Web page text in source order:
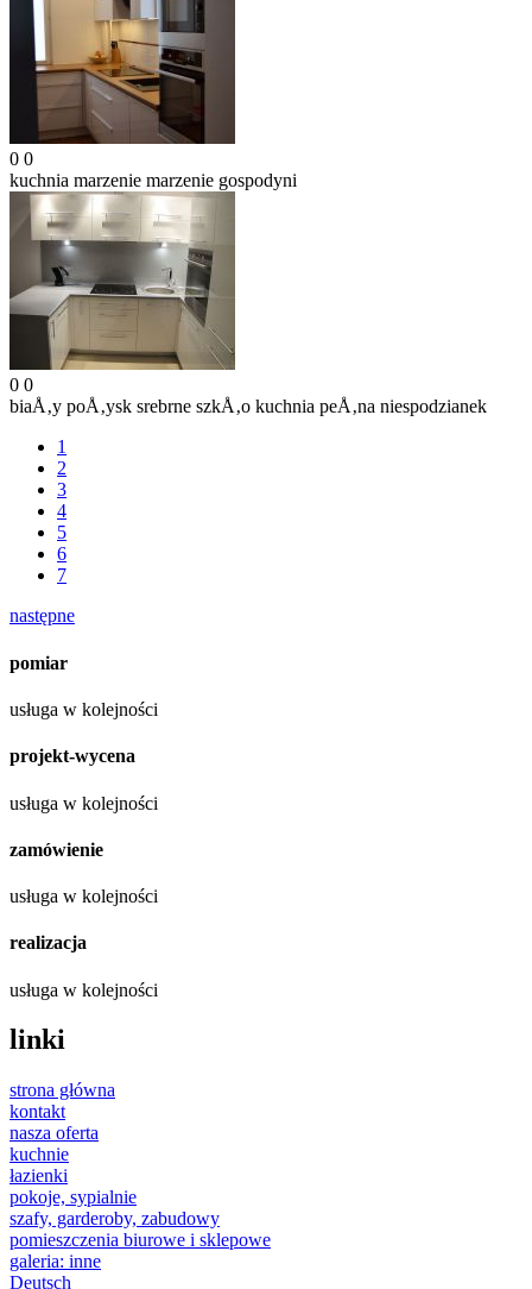
0 0
kuchnia marzenie marzenie gospodyni
0 0
biaÅ‚y poÅ‚ysk srebrne szkÅ‚o kuchnia peÅ‚na niespodzianek
1
2
3
4
5
6
7
następne
pomiar
usługa w kolejności
projekt-wycena
usługa w kolejności
zamówienie
usługa w kolejności
realizacja
usługa w kolejności
linki
strona główna
kontakt
nasza oferta
kuchnie
łazienki
pokoje, sypialnie
szafy, garderoby, zabudowy
pomieszczenia biurowe i sklepowe
galeria: inne
Deutsch